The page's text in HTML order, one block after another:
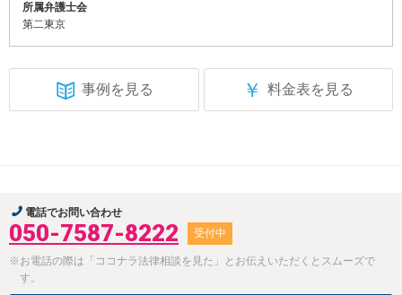
所属弁護士会
第二東京
事例を見る ￥ 料金表を見る
電話でお問い合わせ
050-7587-8222 受付中
※お電話の際は「ココナラ法律相談を見た」とお伝えいただくとスムーズで
す。